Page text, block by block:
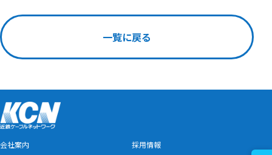
一覧に戻る
会社案内
採用情報